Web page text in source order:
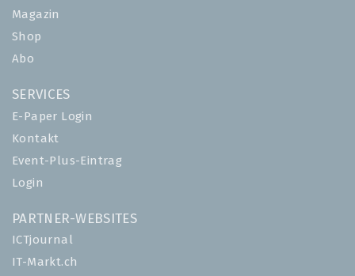
Magazin
Shop
Abo
SERVICES
E-Paper Login
Kontakt
Event-Plus-Eintrag
Login
PARTNER-WEBSITES
ICTjournal
IT-Markt.ch